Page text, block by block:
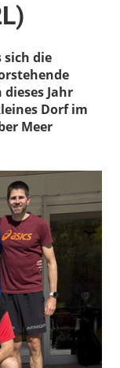
sich die
Jahr
Dorf im
Meer